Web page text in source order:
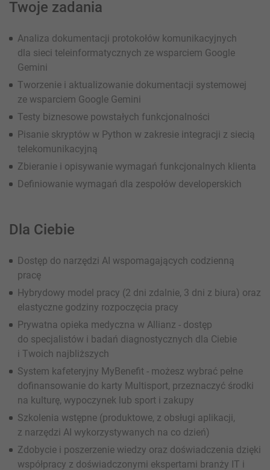
Twoje zadania
Analiza dokumentacji protokołów komunikacyjnych
dla sieci teleinformatycznych ze wsparciem Google
Gemini
Tworzenie i aktualizowanie dokumentacji systemowej
ze wsparciem Google Gemini
Testy biznesowe powstałych funkcjonalności
Pisanie skryptów w Python w zakresie integracji z siecią
telekomunikacyjną
Zbieranie i opisywanie wymagań funkcjonalnych klienta
Definiowanie wymagań dla zespołów developerskich
Dla Ciebie
Dostęp do narzędzi AI wspomagających codzienną
pracę
Hybrydowy model pracy (2 dni zdalnie, 3 dni z biura) oraz
elastyczne godziny rozpoczęcia pracy
Prywatna opieka medyczna w Allianz - dostęp
do specjalistów i badań diagnostycznych dla Ciebie
i Twoich najbliższych
System kafeteryjny MyBenefit - możesz wybrać pełne
dofinansowanie do karty Multisport, przeznaczyć środki
na kulturę, wypoczynek lub sport i zakupy
Szkolenia wstępne (produktowe, z obsługi aplikacji,
z narzędzi AI wykorzystywanych na co dzień)
Zdobycie i poszerzenie wiedzy oraz doświadczenia dzięki
współpracy z doświadczonymi ekspertami branży IT i